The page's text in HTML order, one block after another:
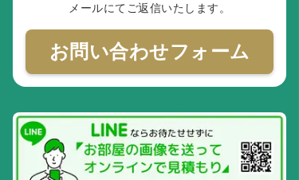
メールにてご返信いたします。
お問い合わせフォーム